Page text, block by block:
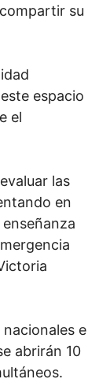
su
espacio
el
las
en
e
abrirán 10